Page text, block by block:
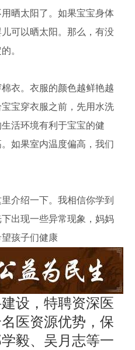
晒太阳了。如果宝宝身体
可以晒太阳。那么，有没
。
衣。衣服的颜色越鲜艳越
宝穿衣服之前，先用水洗
活环境有利于宝宝的健
如果室内温度偏高，我们
介绍一下。我相信你学到
出现一些异常现象，妈妈
孩子们健康
设，特聘资深医
医资源优势，保
毅、吴月志等一